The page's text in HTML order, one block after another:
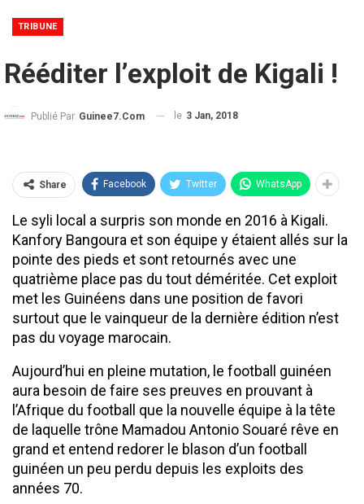
TRIBUNE
Rééditer l’exploit de Kigali !
Publié Par Guinee7.com le 3 Jan, 2018
Share Facebook Twitter WhatsApp
Le syli local a surpris son monde en 2016 à Kigali.
Kanfory Bangoura et son équipe y étaient allés sur la
pointe des pieds et sont retournés avec une
quatrième place pas du tout déméritée. Cet exploit
met les Guinéens dans une position de favori
surtout que le vainqueur de la dernière édition n’est
pas du voyage marocain.
Aujourd’hui en pleine mutation, le football guinéen
aura besoin de faire ses preuves en prouvant à
l’Afrique du football que la nouvelle équipe à la tête
de laquelle trône Mamadou Antonio Souaré rêve en
grand et entend redorer le blason d’un football
guinéen un peu perdu depuis les exploits des
années 70.